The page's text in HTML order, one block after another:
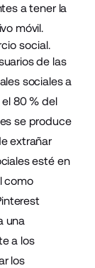
a tener la
móvil.
social.
de las
sociales a
80 % del
se produce
extrañar
esté en
como
una
a los
los